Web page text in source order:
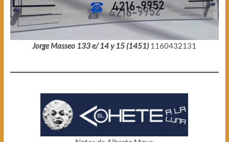
Jorge Masseo 133 e/ 14 y 15 (1451) 1160432131